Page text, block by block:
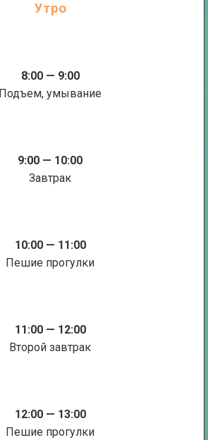
Утро
8:00 — 9:00
Подъем, умывание
9:00 — 10:00
Завтрак
10:00 — 11:00
Пешие прогулки
11:00 — 12:00
Второй завтрак
12:00 — 13:00
Пешие прогулки